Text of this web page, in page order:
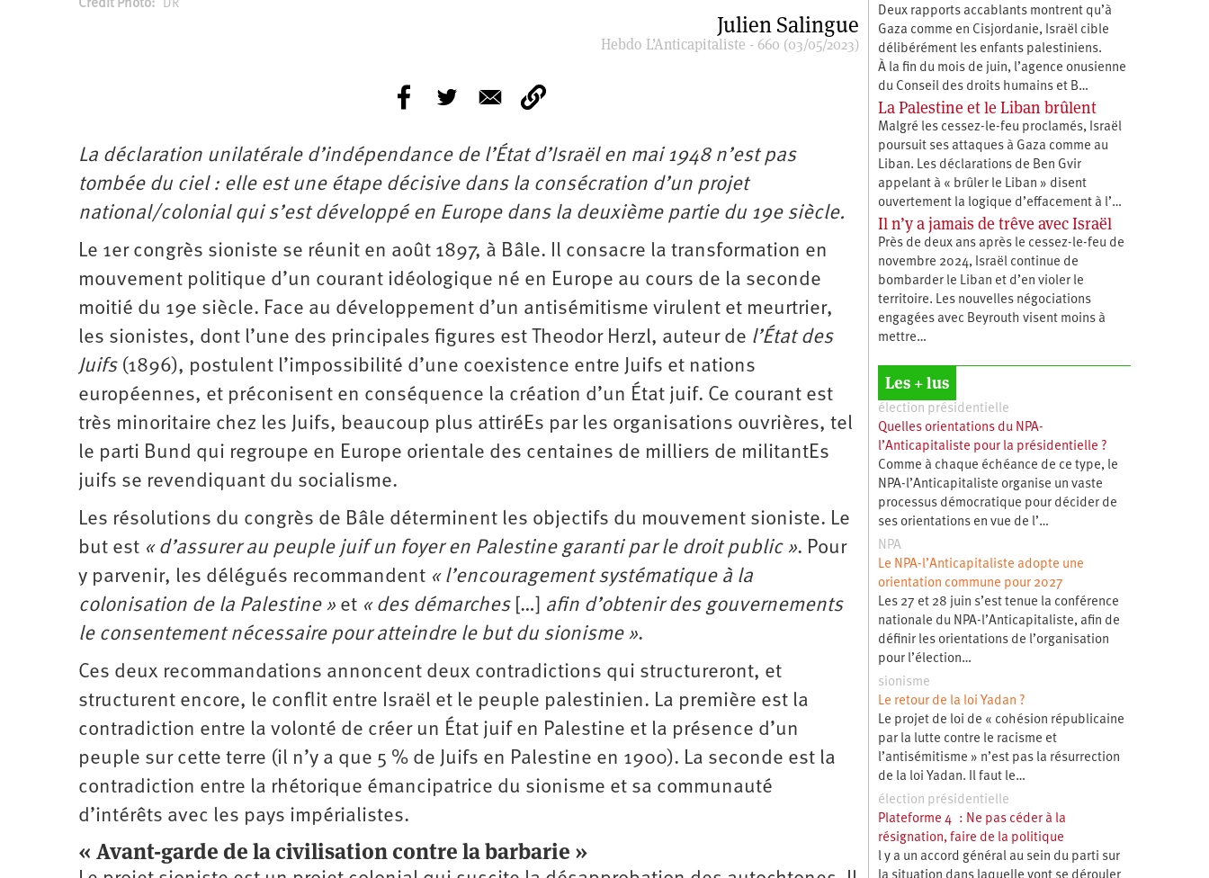
Crédit Photo DR
Julien Salingue
Hebdo L’Anticapitaliste - 660 (03/05/2023)
La déclaration unilatérale d’indépendance de l’État d’Israël en mai 1948 n’est pas
tombée du ciel : elle est une étape décisive dans la consécration d’un projet
national/colonial qui s’est développé en Europe dans la deuxième partie du 19e siècle.
Le 1er congrès sioniste se réunit en août 1897, à Bâle. Il consacre la transformation en
mouvement politique d’un courant idéologique né en Europe au cours de la seconde
moitié du 19e siècle. Face au développement d’un antisémitisme virulent et meurtrier,
les sionistes, dont l’une des principales figures est Theodor Herzl, auteur de l’État des
Juifs (1896), postulent l’impossibilité d’une coexistence entre Juifs et nations
européennes, et préconisent en conséquence la création d’un État juif. Ce courant est
très minoritaire chez les Juifs, beaucoup plus attiréEs par les organisations ouvrières, tel
le parti Bund qui regroupe en Europe orientale des centaines de milliers de militantEs
juifs se revendiquant du socialisme.
Les résolutions du congrès de Bâle déterminent les objectifs du mouvement sioniste. Le
but est « d’assurer au peuple juif un foyer en Palestine garanti par le droit public ». Pour
y parvenir, les délégués recommandent « l’encouragement systématique à la
colonisation de la Palestine » et « des démarches […] afin d’obtenir des gouvernements
le consentement nécessaire pour atteindre le but du sionisme ».
Ces deux recommandations annoncent deux contradictions qui structureront, et
structurent encore, le conflit entre Israël et le peuple palestinien. La première est la
contradiction entre la volonté de créer un État juif en Palestine et la présence d’un
peuple sur cette terre (il n’y a que 5 % de Juifs en Palestine en 1900). La seconde est la
contradiction entre la rhétorique émancipatrice du sionisme et sa communauté
d’intérêts avec les pays impérialistes.
« Avant-garde de la civilisation contre la barbarie »
Deux rapports accablants montrent qu’à
Gaza comme en Cisjordanie, Israël cible
délibérément les enfants palestiniens.
À la fin du mois de juin, l’agence onusienne
du Conseil des droits humains et B…
La Palestine et le Liban brûlent
Malgré les cessez-le-feu proclamés, Israël
poursuit ses attaques à Gaza comme au
Liban. Les déclarations de Ben Gvir
appelant à « brûler le Liban » disent
ouvertement la logique d’effacement à l’…
Il n’y a jamais de trêve avec Israël
Près de deux ans après le cessez-le-feu de
novembre 2024, Israël continue de
bombarder le Liban et d’en violer le
territoire. Les nouvelles négociations
engagées avec Beyrouth visent moins à
mettre…
Les + lus
élection présidentielle
Quelles orientations du NPA-
l’Anticapitaliste pour la présidentielle ?
Comme à chaque échéance de ce type, le
NPA-l’Anticapitaliste organise un vaste
processus démocratique pour décider de
ses orientations en vue de l’…
NPA
Le NPA-l’Anticapitaliste adopte une
orientation commune pour 2027
Les 27 et 28 juin s’est tenue la conférence
nationale du NPA-l’Anticapitaliste, afin de
définir les orientations de l’organisation
pour l’élection…
sionisme
Le retour de la loi Yadan ?
Le projet de loi de « cohésion républicaine
par la lutte contre le racisme et
l’antisémitisme » n’est pas la résurrection
de la loi Yadan. Il faut le…
élection présidentielle
Plateforme 4 : Ne pas céder à la
résignation, faire de la politique
l y a un accord général au sein du parti sur